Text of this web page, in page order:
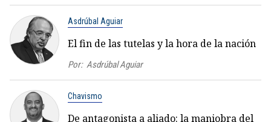
Asdrúbal Aguiar
El fin de las tutelas y la hora de la nación
Por: Asdrúbal Aguiar
Chavismo
De antagonista a aliado: la maniobra del